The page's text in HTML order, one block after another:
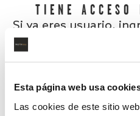
Esta página web usa
Las cookies de este sitio
TIENE
Si ya eres usuario,